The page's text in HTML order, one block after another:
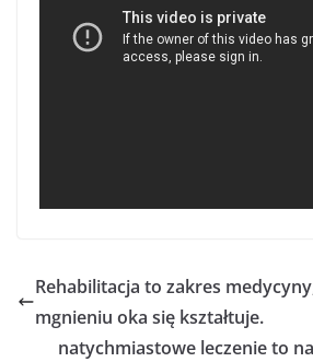
Rehabilitacja to zakres
mgnieniu oka się kształtuje.
natychmiastowe leczenie to